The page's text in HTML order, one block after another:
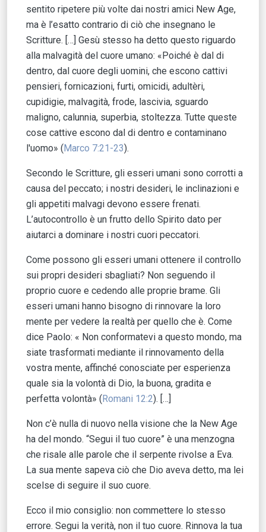
sentito ripetere più volte dai nostri amici New Age,
ma è l’esatto contrario di ciò che insegnano le
Scritture. […] Gesù stesso ha detto questo riguardo
alla malvagità del cuore umano: «Poiché è dal di
dentro, dal cuore degli uomini, che escono cattivi
pensieri, fornicazioni, furti, omicidi, adultèri,
cupidigie, malvagità, frode, lascivia, sguardo
maligno, calunnia, superbia, stoltezza. Tutte queste
cose cattive escono dal di dentro e contaminano
l'uomo» (Marco 7:21-23).
Secondo le Scritture, gli esseri umani sono corrotti a
causa del peccato; i nostri desideri, le inclinazioni e
gli appetiti malvagi devono essere frenati.
L’autocontrollo è un frutto dello Spirito dato per
aiutarci a dominare i nostri cuori peccatori.
Come possono gli esseri umani ottenere il controllo
sui propri desideri sbagliati? Non seguendo il
proprio cuore e cedendo alle proprie brame. Gli
esseri umani hanno bisogno di rinnovare la loro
mente per vedere la realtà per quello che è. Come
dice Paolo: « Non conformatevi a questo mondo, ma
siate trasformati mediante il rinnovamento della
vostra mente, affinché conosciate per esperienza
quale sia la volontà di Dio, la buona, gradita e
perfetta volontà» (Romani 12:2). […]
Non c’è nulla di nuovo nella visione che la New Age
ha del mondo. “Segui il tuo cuore” è una menzogna
che risale alle parole che il serpente rivolse a Eva.
La sua mente sapeva ciò che Dio aveva detto, ma lei
scelse di seguire il suo cuore.
Ecco il mio consiglio: non commettere lo stesso
errore. Segui la verità, non il tuo cuore. Rinnova la tua